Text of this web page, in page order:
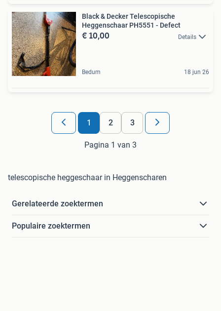
Black & Decker Telescopische
Heggenschaar PH5551 - Defect
€ 10,00 Details
Bedum 18 jun 26
1 2 3
Pagina 1 van 3
telescopische heggeschaar in Heggenscharen
Gerelateerde zoektermen
Populaire zoektermen